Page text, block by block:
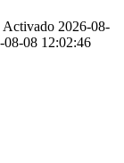
Activado 2026-08-
08-08 12:02:46